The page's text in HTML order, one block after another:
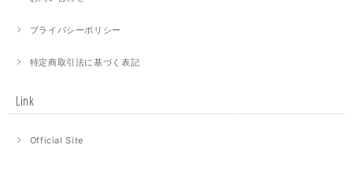
プライバシーポリシー
特定商取引法に基づく表記
Link
Official Site